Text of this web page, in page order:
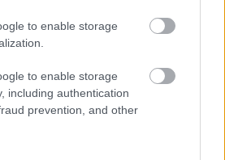
to enable storage
to enable storage
including authentication
prevention, and other
próbára teszi. Igen, ebből a
veszedelmesen hiányzik a
nagyzenekar
a librettó szövegbeli és
társulva őszintén szólva
türelmét.